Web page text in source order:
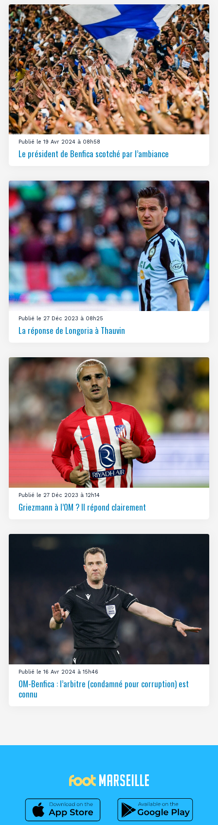
Publié le 19 Avr 2024 à 08h58
Le président de Benfica scotché par l’ambiance
Publié le 27 Déc 2023 à 08h25
La réponse de Longoria à Thauvin
Publié le 27 Déc 2023 à 12h14
Griezmann à l’OM ? Il répond clairement
Publié le 16 Avr 2024 à 15h46
OM-Benfica : l’arbitre (condamné pour corruption) est
connu